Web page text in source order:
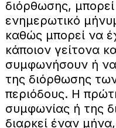
διόρθωσης,
ενημερωτικό
καθώς μπορεί να
κάποιον γείτονα
συμφωνήσουν ή
της διόρθωσης
περιόδους. Η
συμφωνίας ή της
διαρκεί έναν